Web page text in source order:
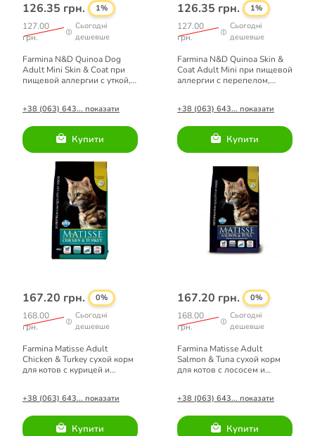
126.35 грн. 1%
127.00
грн.
Сьогодні
дешевше
Farmina N&D Quinoa Dog
Adult Mini Skin & Coat при
пищевой аллергии с уткой,
+38 (063) 643... показати
Купити
126.35 грн. 1%
127.00
грн.
Сьогодні
дешевше
Farmina N&D Quinoa Skin &
Coat Adult Mini при пищевой
аллергии с перепелом,
+38 (063) 643... показати
Купити
167.20 грн. 0%
168.00
грн.
Сьогодні
дешевше
Farmina Matisse Adult
Chicken & Turkey сухой корм
для котов с курицей и
+38 (063) 643... показати
Купити
167.20 грн. 0%
168.00
грн.
Сьогодні
дешевше
Farmina Matisse Adult
Salmon & Tuna сухой корм
для котов с лососем и
+38 (063) 643... показати
Купити